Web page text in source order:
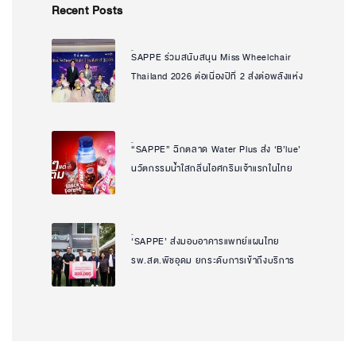
Recent Posts
SAPPE ร่วมสนับสนุน Miss Wheelchair
Thailand 2026 ต่อเนื่องปีที่ 2 ส่งต่อพลังแห่ง
“SAPPE” ฉีกตลาด Water Plus ส่ง ‘B’lue’
นวัตกรรมน้ำใสกลิ่นไอศกรีมเจ้าแรกในไทย
‘SAPPE’ ส่งมอบอาคารแพทย์แผนไทย
รพ.สต.พืชอุดม ยกระดับการเข้าถึงบริการ